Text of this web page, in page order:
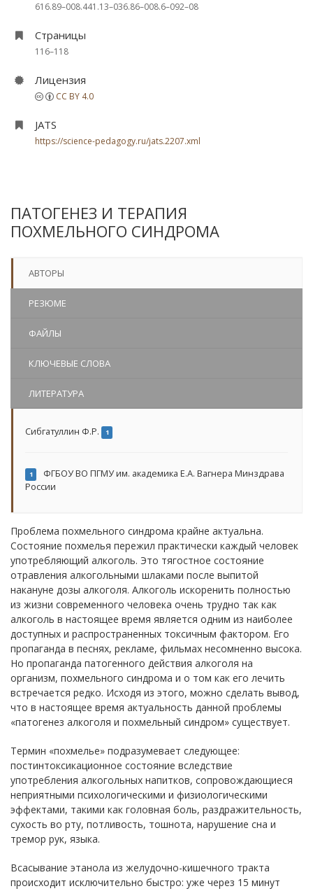
616.89–008.441.13–036.86–008.6–092–08
Страницы
116–118
Лицензия
CC BY 4.0
JATS
https://science-pedagogy.ru/jats.2207.xml
ПАТОГЕНЕЗ И ТЕРАПИЯ
ПОХМЕЛЬНОГО СИНДРОМА
АВТОРЫ
РЕЗЮМЕ
ФАЙЛЫ
КЛЮЧЕВЫЕ СЛОВА
ЛИТЕРАТУРА
Сибгатуллин Ф.Р. 1
1
ФГБОУ ВО ПГМУ им. академика Е.А. Вагнера Минздрава
России
Проблема похмельного синдрома крайне актуальна.
Состояние похмелья пережил практически каждый человек
употребляющий алкоголь. Это тягостное состояние
отравления алкогольными шлаками после выпитой
накануне дозы алкоголя. Алкоголь искоренить полностью
из жизни современного человека очень трудно так как
алкоголь в настоящее время является одним из наиболее
доступных и распространенных токсичным фактором. Его
пропаганда в песнях, рекламе, фильмах несомненно высока.
Но пропаганда патогенного действия алкоголя на
организм, похмельного синдрома и о том как его лечить
встречается редко. Исходя из этого, можно сделать вывод,
что в настоящее время актуальность данной проблемы
«патогенез алкоголя и похмельный синдром» существует.
Термин «похмелье» подразумевает следующее:
постинтоксикационное состояние вследствие
употребления алкогольных напитков, сопровождающиеся
неприятными психологическими и физиологическими
эффектами, такими как головная боль, раздражительность,
сухость во рту, потливость, тошнота, нарушение сна и
тремор рук, языка.
Всасывание этанола из желудочно-кишечного тракта
происходит исключительно быстро: уже через 15 минут